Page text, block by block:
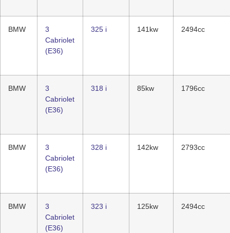
BMW
3
Cabriolet
(E36)
325 i 141kw 2494cc
BMW
3
Cabriolet
(E36)
318 i 85kw 1796cc
BMW
3
Cabriolet
(E36)
328 i 142kw 2793cc
BMW
3
Cabriolet
(E36)
323 i 125kw 2494cc